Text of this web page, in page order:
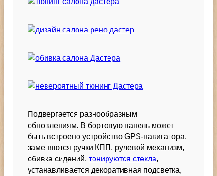
Подвергается разнообразным
обновлениям. В бортовую панель может
быть встроено устройство GPS-навигатора,
заменяются ручки КПП, рулевой механизм,
обивка сидений,тонируются стекла,
устанавливается декоративная подсветка,